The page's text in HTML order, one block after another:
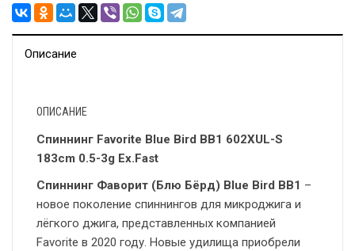
Описание
ОПИСАНИЕ
Спиннинг Favorite Blue Bird BB1 602XUL-S
183cm 0.5-3g Ex.Fast
Спиннинг Фаворит (Блю Бёрд) Blue Bird BB1 –
новое поколение спиннингов для микроджига и
лёгкого джига, представленных компанией
Favorite в 2020 году. Новые удилища приобрели